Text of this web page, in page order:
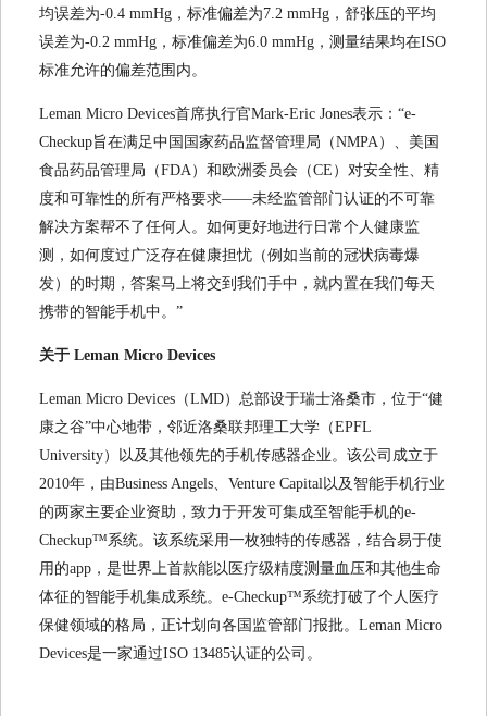
均误差为-0.4 mmHg，标准偏差为7.2 mmHg，舒张压的平均
误差为-0.2 mmHg，标准偏差为6.0 mmHg，测量结果均在ISO
标准允许的偏差范围内。
Leman Micro Devices首席执行官Mark-Eric Jones表示：“e-
Checkup旨在满足中国国家药品监督管理局（NMPA）、美国
食品药品管理局（FDA）和欧洲委员会（CE）对安全性、精
度和可靠性的所有严格要求——未经监管部门认证的不可靠
解决方案帮不了任何人。如何更好地进行日常个人健康监
测，如何度过广泛存在健康担忧（例如当前的冠状病毒爆
发）的时期，答案马上将交到我们手中，就内置在我们每天
携带的智能手机中。”
关于 Leman Micro Devices
Leman Micro Devices（LMD）总部设于瑞士洛桑市，位于“健
康之谷”中心地带，邻近洛桑联邦理工大学（EPFL
University）以及其他领先的手机传感器企业。该公司成立于
2010年，由Business Angels、Venture Capital以及智能手机行业
的两家主要企业资助，致力于开发可集成至智能手机的e-
Checkup™系统。该系统采用一枚独特的传感器，结合易于使
用的app，是世界上首款能以医疗级精度测量血压和其他生命
体征的智能手机集成系统。e-Checkup™系统打破了个人医疗
保健领域的格局，正计划向各国监管部门报批。Leman Micro
Devices是一家通过ISO 13485认证的公司。